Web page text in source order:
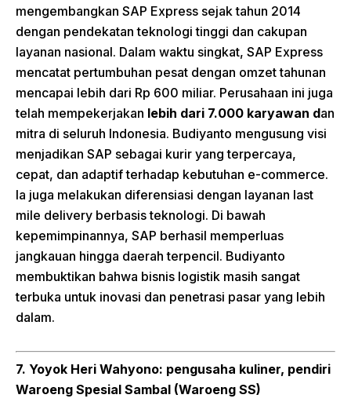
mengembangkan SAP Express sejak tahun 2014
dengan pendekatan teknologi tinggi dan cakupan
layanan nasional. Dalam waktu singkat, SAP Express
mencatat pertumbuhan pesat dengan omzet tahunan
mencapai lebih dari Rp 600 miliar. Perusahaan ini juga
telah mempekerjakan lebih dari 7.000 karyawan dan
mitra di seluruh Indonesia. Budiyanto mengusung visi
menjadikan SAP sebagai kurir yang terpercaya,
cepat, dan adaptif terhadap kebutuhan e-commerce.
Ia juga melakukan diferensiasi dengan layanan last
mile delivery berbasis teknologi. Di bawah
kepemimpinannya, SAP berhasil memperluas
jangkauan hingga daerah terpencil. Budiyanto
membuktikan bahwa bisnis logistik masih sangat
terbuka untuk inovasi dan penetrasi pasar yang lebih
dalam.
7. Yoyok Heri Wahyono: pengusaha kuliner, pendiri
Waroeng Spesial Sambal (Waroeng SS)